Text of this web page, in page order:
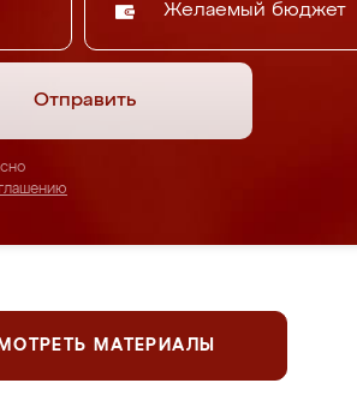
Желаемый бюджет
Отправить
МАТЕРИАЛЫ